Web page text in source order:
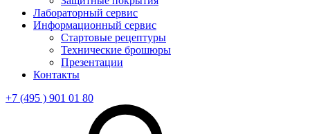
Лабораторный сервис
Информационный сервис
Стартовые рецептуры
Технические брошюры
Презентации
Контакты
+7 (495 ) 901 01 80